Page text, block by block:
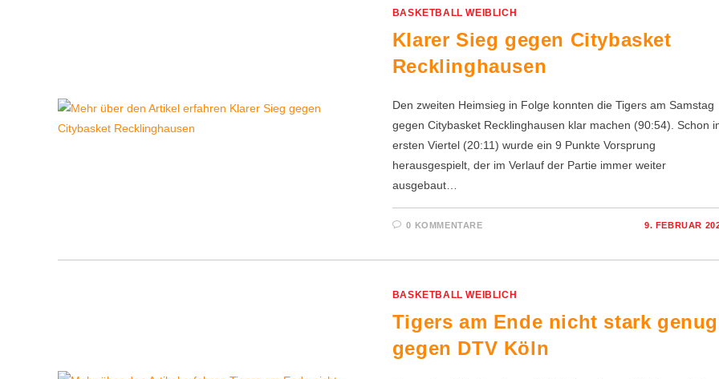
BASKETBALL WEIBLICH
Klarer Sieg gegen Citybasket
Recklinghausen
Den zweiten Heimsieg in Folge konnten die Tigers am Samstag
gegen Citybasket Recklinghausen klar machen (90:54). Schon
ersten Viertel (20:11) wurde ein 9 Punkte Vorsprung
herausgespielt, der im Verlauf der Partie immer weiter
ausgebaut…
0 KOMMENTARE 9. FEBRUAR
BASKETBALL WEIBLICH
Tigers am Ende nicht stark genug
gegen DTV Köln